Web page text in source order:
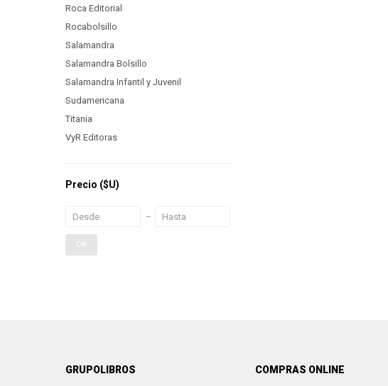
Roca Editorial
Rocabolsillo
Salamandra
Salamandra Bolsillo
Salamandra Infantil y Juvenil
Sudamericana
Titania
VyR Editoras
Precio ($U)
OK
GRUPOLIBROS COMPRAS ONLINE